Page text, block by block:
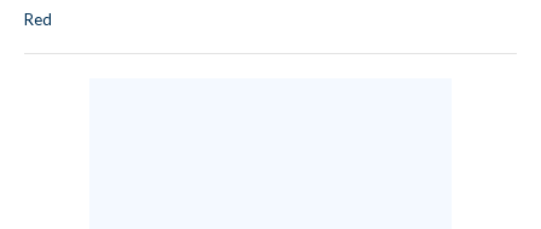
Red